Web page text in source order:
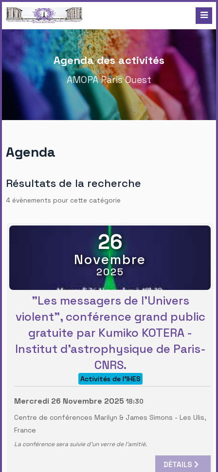
Agenda des activités
AMOPA Paris Ouest
Agenda
Résultats de la recherche
4 évènements pour cette catégorie
26
Novembre
2025
"Les messagers de l’Univers
violent", conférence grand public
gratuite par Kumiko KOTERA -
Institut d’astrophysique de Paris-
CNRS.
Activités de l'IHES
Mercredi 26 Novembre 2025 18:30
Centre de conférences Marilyn & James Simons - Les Ulis,
France
La conférence sera suivie d’un verre de l’amitié.
DÉTAILS